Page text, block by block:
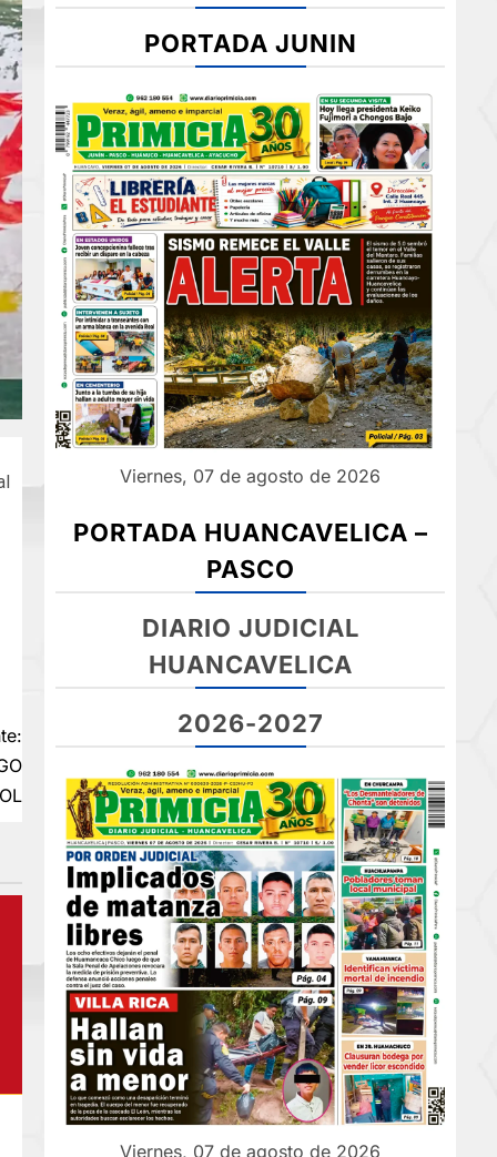
PORTADA JUNIN
Viernes, 07 de agosto de 2026
PORTADA HUANCAVELICA –
PASCO
DIARIO JUDICIAL
HUANCAVELICA
2026-2027
Viernes, 07 de agosto de 2026